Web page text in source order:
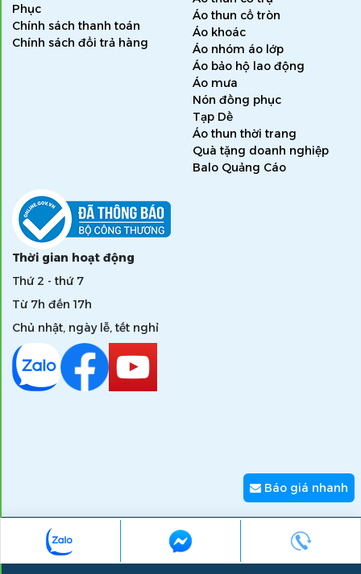
Phục
Chính sách thanh toán
Chính sách đổi trả hàng
Áo thun cổ tròn
Áo khoác
Áo nhóm áo lớp
Áo bảo hộ lao động
Áo mưa
Nón đồng phục
Tạp Dề
Áo thun thời trang
Quà tặng doanh nghiệp
Balo Quảng Cáo
Thời gian hoạt động
Thứ 2 - thứ 7
Từ 7h đến 17h
Chủ nhật, ngày lễ, tết nghỉ
Copyright © 2026 zumi.com.vn - Giải pháp nâng tầm giá trị
thương hiệu
Báo giá nhanh